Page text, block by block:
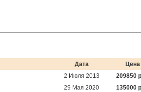
Дата
Цена
2 Июля 2013
209850
29 Мая 2020
135000